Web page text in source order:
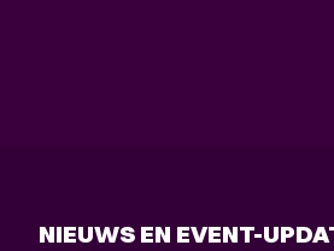
NIEUWS EN EVENT-